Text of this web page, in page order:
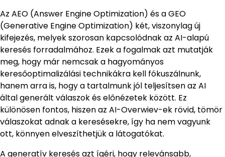
Az AEO (Answer Engine Optimization) és a GEO
(Generative Engine Optimization) két, viszonylag új
kifejezés, melyek szorosan kapcsolódnak az AI-alapú
keresés forradalmához. Ezek a fogalmak azt mutatják
meg, hogy már nemcsak a hagyományos
keresőoptimalizálási technikákra kell fókuszálnunk,
hanem arra is, hogy a tartalmunk jól teljesítsen az AI
által generált válaszok és előnézetek között. Ez
különösen fontos, hiszen az AI-Overwiev-ek rövid, tömör
válaszokat adnak a keresésekre, így ha nem vagyunk
ott, könnyen elveszíthetjük a látogatókat.
A generatív keresés azt ígéri, hogy relevánsabb,